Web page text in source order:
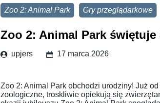
Zoo 2: Animal Park Gry przeglądarkowe
Zoo 2: Animal Park świętuje
upjers 17 marca 2026
Zoo 2: Animal Park obchodzi urodziny! Już
zoologiczne, troskliwie opiekują się